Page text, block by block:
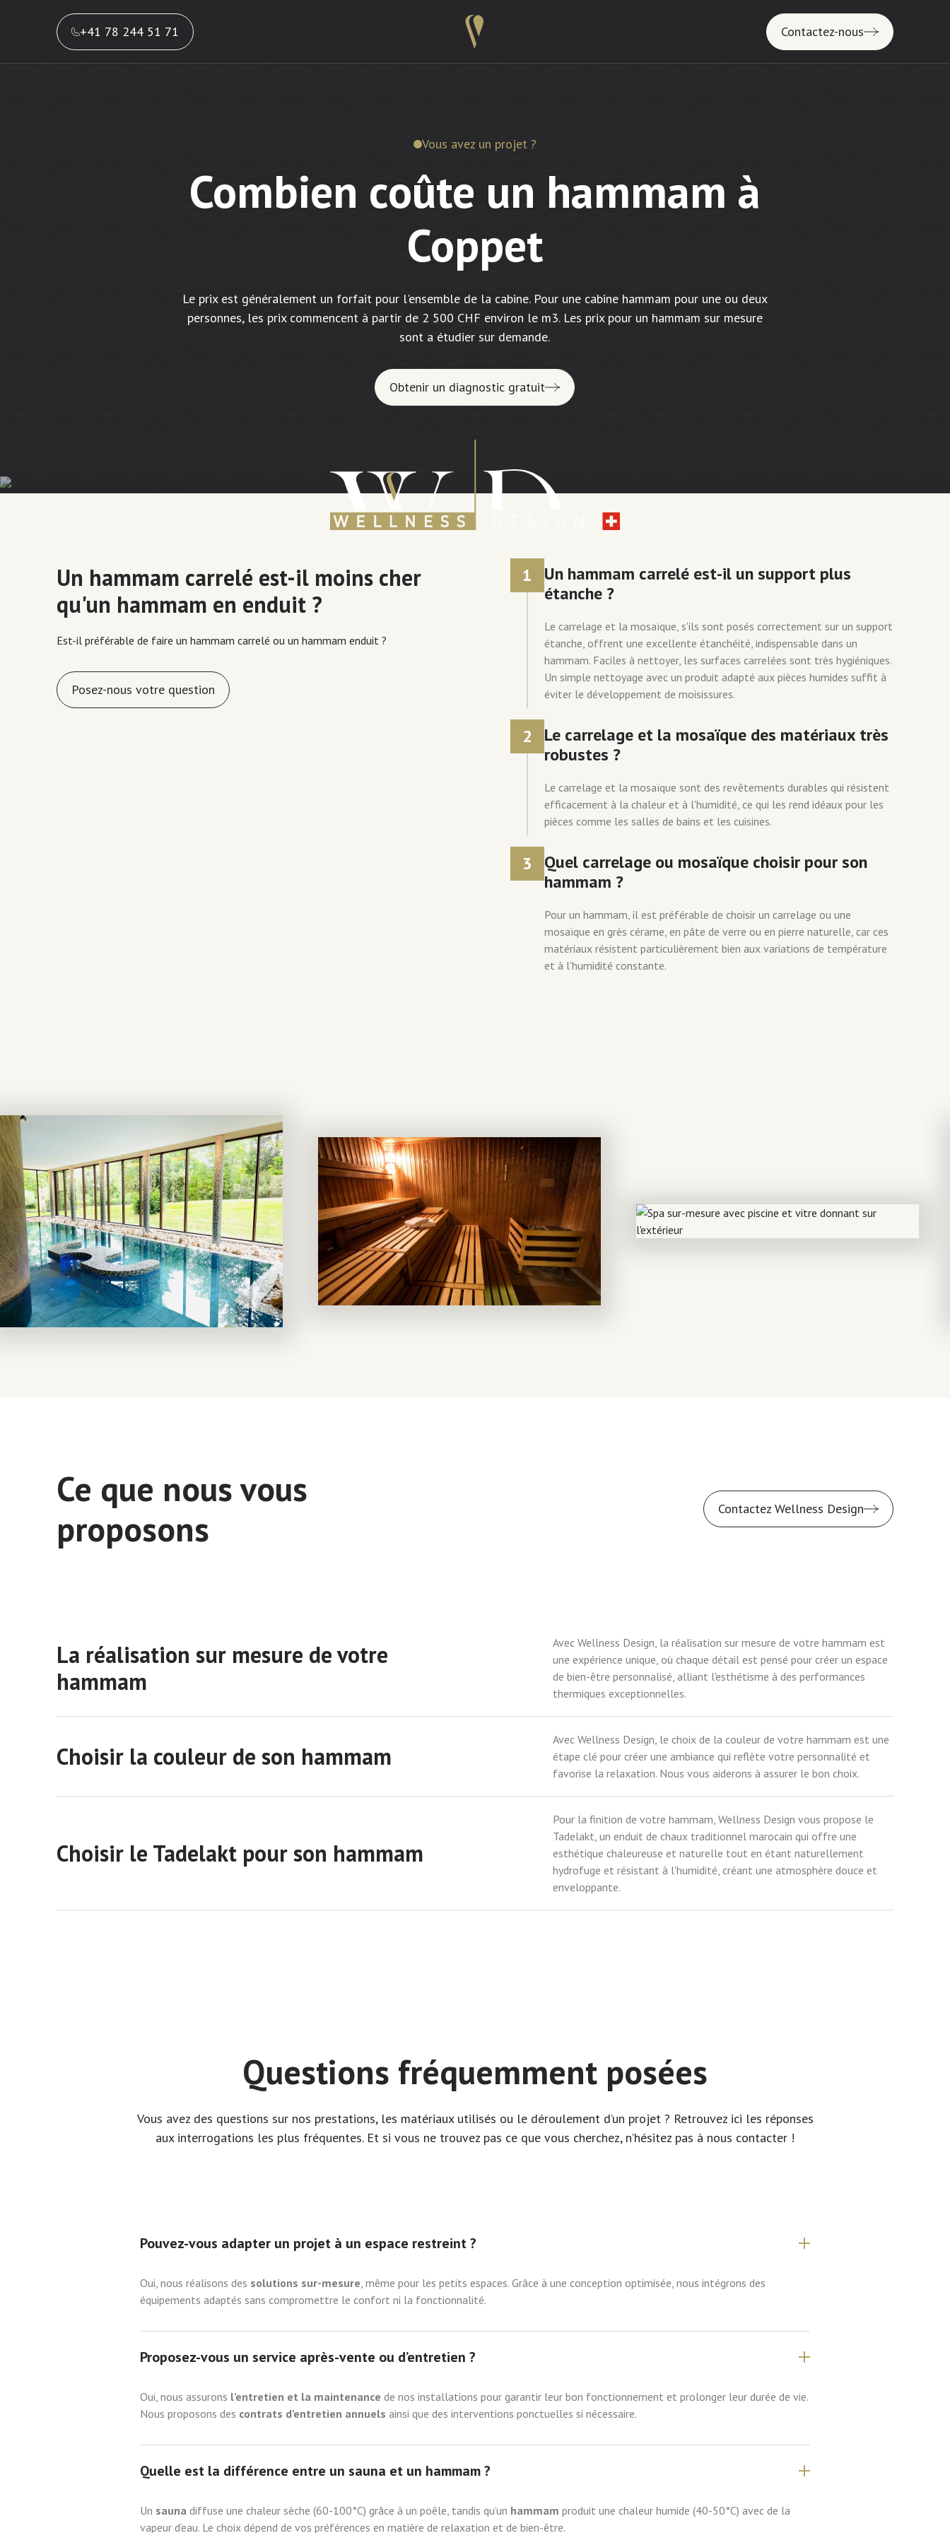
+41 78 244 51 71 Contactez-nous
Vous avez un projet ?
Combien coûte un hammam à
Coppet
Le prix est généralement un forfait pour l'ensemble de la cabine. Pour une cabine hammam pour une ou deux
personnes, les prix commencent à partir de 2 500 CHF environ le m3. Les prix pour un hammam sur mesure
sont a étudier sur demande.
Obtenir un diagnostic gratuit
Un hammam carrelé est-il moins cher
qu'un hammam en enduit ?
Est-il préférable de faire un hammam carrelé ou un hammam enduit ?
Posez-nous votre question
1
Un hammam carrelé est-il un support plus
étanche ?
Le carrelage et la mosaïque, s'ils sont posés correctement sur un support
étanche, offrent une excellente étanchéité, indispensable dans un
hammam. Faciles à nettoyer, les surfaces carrelées sont très hygiéniques.
Un simple nettoyage avec un produit adapté aux pièces humides suffit à
éviter le développement de moisissures.
2
Le carrelage et la mosaïque des matériaux très
robustes ?
Le carrelage et la mosaïque sont des revêtements durables qui résistent
efficacement à la chaleur et à l'humidité, ce qui les rend idéaux pour les
pièces comme les salles de bains et les cuisines.
3
Quel carrelage ou mosaïque choisir pour son
hammam ?
Pour un hammam, il est préférable de choisir un carrelage ou une
mosaïque en grès cérame, en pâte de verre ou en pierre naturelle, car ces
matériaux résistent particulièrement bien aux variations de température
et à l'humidité constante.
Ce que nous vous
proposons
Contactez Wellness Design
La réalisation sur mesure de votre
hammam
Avec Wellness Design, la réalisation sur mesure de votre hammam est
une expérience unique, où chaque détail est pensé pour créer un espace
de bien-être personnalisé, alliant l'esthétisme à des performances
thermiques exceptionnelles.
Choisir la couleur de son hammam
Avec Wellness Design, le choix de la couleur de votre hammam est une
étape clé pour créer une ambiance qui reflète votre personnalité et
favorise la relaxation. Nous vous aiderons à assurer le bon choix.
Choisir le Tadelakt pour son hammam
Pour la finition de votre hammam, Wellness Design vous propose le
Tadelakt, un enduit de chaux traditionnel marocain qui offre une
esthétique chaleureuse et naturelle tout en étant naturellement
hydrofuge et résistant à l'humidité, créant une atmosphère douce et
enveloppante.
Questions fréquemment posées
Vous avez des questions sur nos prestations, les matériaux utilisés ou le déroulement d’un projet ? Retrouvez ici les réponses
aux interrogations les plus fréquentes. Et si vous ne trouvez pas ce que vous cherchez, n’hésitez pas à nous contacter !
Pouvez-vous adapter un projet à un espace restreint ?
Oui, nous réalisons des solutions sur-mesure, même pour les petits espaces. Grâce à une conception optimisée, nous intégrons des
équipements adaptés sans compromettre le confort ni la fonctionnalité.
Proposez-vous un service après-vente ou d’entretien ?
Oui, nous assurons l’entretien et la maintenance de nos installations pour garantir leur bon fonctionnement et prolonger leur durée de vie.
Nous proposons des contrats d’entretien annuels ainsi que des interventions ponctuelles si nécessaire.
Quelle est la différence entre un sauna et un hammam ?
Un sauna diffuse une chaleur sèche (60-100°C) grâce à un poêle, tandis qu’un hammam produit une chaleur humide (40-50°C) avec de la
vapeur d’eau. Le choix dépend de vos préférences en matière de relaxation et de bien-être.